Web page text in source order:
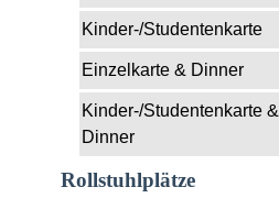
Kinder-/Studentenkarte
Einzelkarte & Dinner
Kinder-/Studentenkarte &
Dinner
Rollstuhlplätze